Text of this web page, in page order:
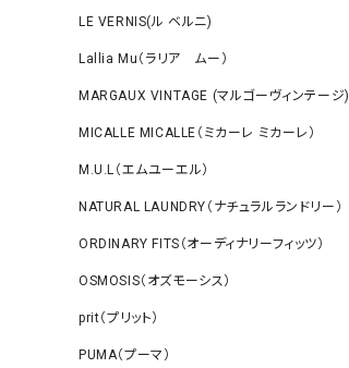
LE VERNIS(ル ベルニ)
Lallia Mu（ラリア ムー）
MARGAUX VINTAGE (マルゴーヴィンテージ)
MICALLE MICALLE（ミカーレ ミカーレ）
M.U.L（エムユーエル）
NATURAL LAUNDRY（ナチュラルランドリー）
ORDINARY FITS（オーディナリーフィッツ）
OSMOSIS（オズモーシス）
prit（プリット）
PUMA（プーマ）